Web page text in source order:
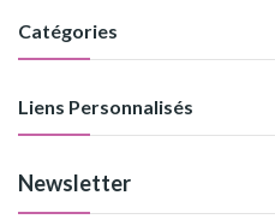
Catégories
Liens Personnalisés
Newsletter